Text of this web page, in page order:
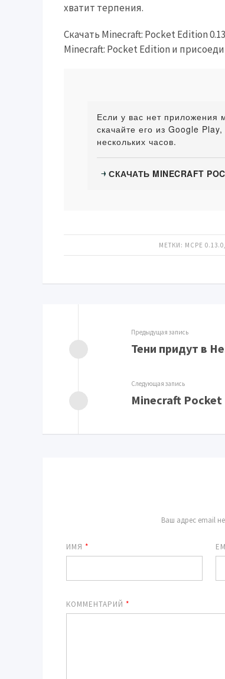
хватит терпения.
Скачать Minecraft: Pocket Edition
Minecraft: Pocket Edition и
Если у вас нет приложения
скачайте его из Google
нескольких часов.
→ СКАЧАТЬ MINECRAFT
МЕТКИ: MCPE 0.13.0
Предыдущая запись
Тени придут в
Следующая запись
Minecraft Pocket
Ваш адрес email
ИМЯ *
КОММЕНТАРИЙ *